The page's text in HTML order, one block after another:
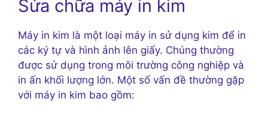
Sửa chữa máy in kim
Máy in kim là một loại máy in sử dụng kim để in
các ký tự và hình ảnh lên giấy. Chúng thường
được sử dụng trong môi trường công nghiệp và
in ấn khối lượng lớn. Một số vấn đề thường gặp
với máy in kim bao gồm: